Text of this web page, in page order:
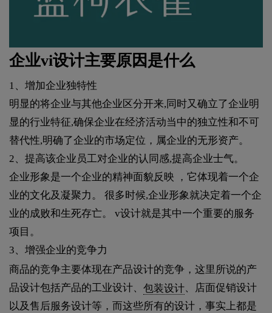
企业vi设计主要原因是什么
1、增加企业独特性
明显的将企业与其他企业区分开来,同时又确立了企业明
显的行业特征,确保企业在经济活动当中的独立性和不可
替代性,明确了企业的市场定位，属企业的无形资产。
2、提高该企业员工对企业的认同感,提高企业士气。
企业形象是一个企业的精神面貌反映 ，它体现着一个企
业的文化及凝聚力。 很多时候,企业形象就决定着一个企
业的成败和生死存亡。 v设计就是其中一个重要的服务
项目。
3、增强企业的竞争力
商品的竞争主要体现在产品设计的竞争，这里所说的产
品设计包括产品的工业设计、 包装设计、店面促销设计
以及售后服务设计等，而这些所有的设计，事实上都是